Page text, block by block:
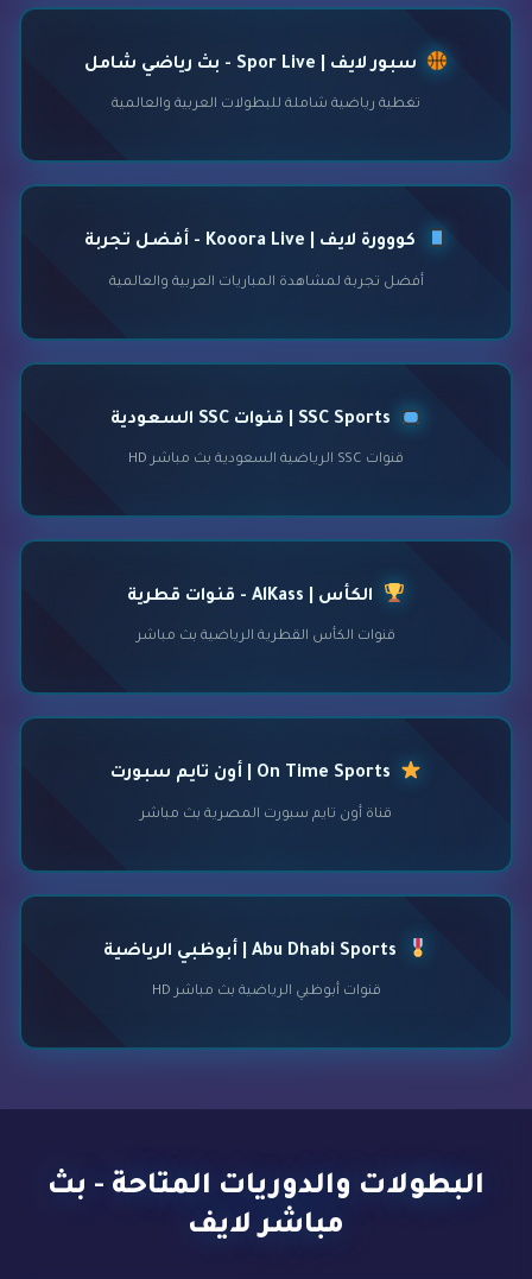
سبور لايف | Spor Live - بث رياضي شامل
تغطية رياضية شاملة للبطولات العربية والعالمية
كووورة لايف | Kooora Live - أفضل تجربة
أفضل تجربة لمشاهدة المباريات العربية والعالمية
قنوات SSC الرياضية السعودية بث مباشر HD
الكأس | AlKass - قنوات قطرية
قنوات الكأس القطرية الرياضية بث مباشر
قناة أون تايم سبورت المصرية بث مباشر
قنوات أبوظبي الرياضية بث مباشر HD
البطولات والدوريات المتاحة - بث
مباشر لايف